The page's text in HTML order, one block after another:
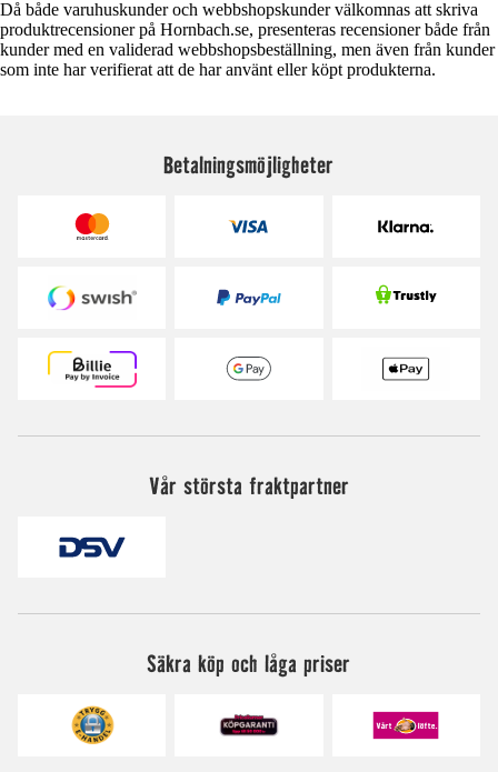
Då både varuhuskunder och webbshopskunder välkomnas att skriva
produktrecensioner på Hornbach.se, presenteras recensioner både från
kunder med en validerad webbshopsbeställning, men även från kunder
som inte har verifierat att de har använt eller köpt produkterna.
Betalningsmöjligheter
Vår största fraktpartner
Säkra köp och låga priser